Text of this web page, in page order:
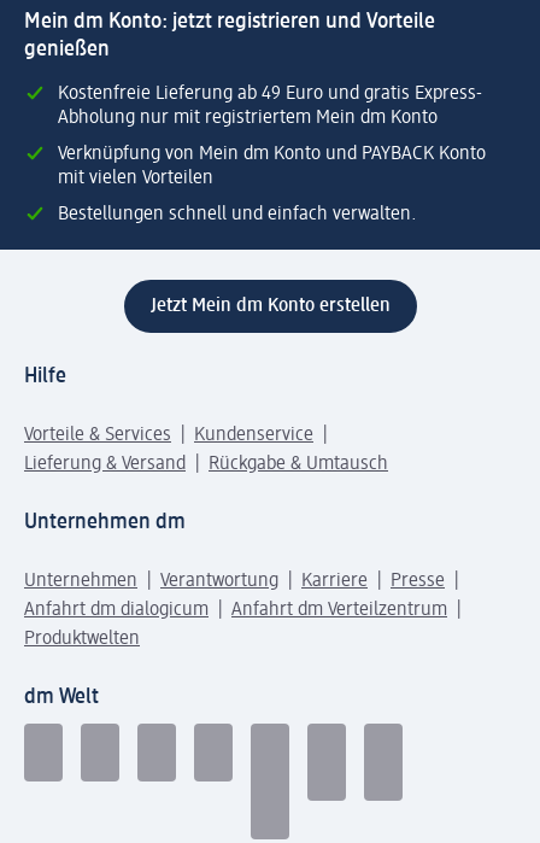
Mein dm Konto: jetzt registrieren und Vorteile
genießen
Kostenfreie Lieferung ab 49 Euro und gratis Express-
Abholung nur mit registriertem Mein dm Konto
Verknüpfung von Mein dm Konto und PAYBACK Konto
mit vielen Vorteilen
Bestellungen schnell und einfach verwalten.
Jetzt Mein dm Konto erstellen
Hilfe
Vorteile & Services
Kundenservice
Lieferung & Versand
Rückgabe & Umtausch
Unternehmen dm
Unternehmen Verantwortung Karriere
Presse
Anfahrt dm dialogicum
Anfahrt dm Verteilzentrum
Produktwelten
dm Welt